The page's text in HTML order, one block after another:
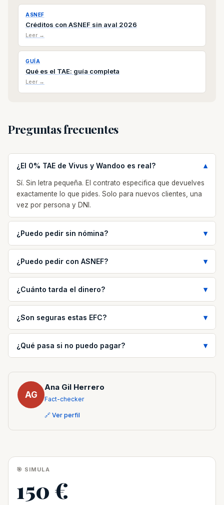
ASNEF
Créditos con ASNEF sin aval 2026
Leer →
GUÍA
Qué es el TAE: guía completa
Leer →
Preguntas frecuentes
¿El 0% TAE de Vivus y Wandoo es real?
Sí. Sin letra pequeña. El contrato especifica que devuelves
exactamente lo que pides. Solo para nuevos clientes, una
vez por persona y DNI.
¿Puedo pedir sin nómina?
¿Puedo pedir con ASNEF?
¿Cuánto tarda el dinero?
¿Son seguras estas EFC?
¿Qué pasa si no puedo pagar?
AG
Ana Gil Herrero
Fact-checker
🔗 Ver perfil
🎯 SIMULA
150 €